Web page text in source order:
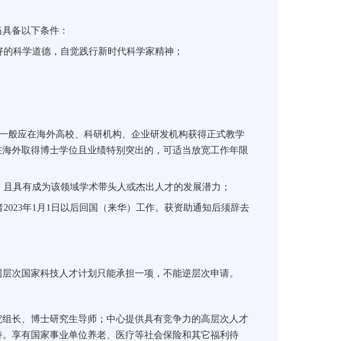
备以下条件：
科学道德，自觉践行新时代科学家精神；
般应在海外高校、科研机构、企业研发机构获得正式教学
外取得博士学位且业绩特别突出的，可适当放宽工作年限
具有成为该领域学术带头人或杰出人才的发展潜力；
年1月1日以后回国（来华）工作。获资助通知后须辞去
国家科技人才计划只能承担一项，不能逆层次申请。
、博士研究生导师；中心提供具有竞争力的高层次人才
享有国家事业单位养老、医疗等社会保险和其它福利待